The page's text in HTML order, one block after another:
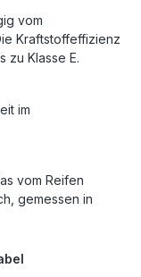
vom
Kraftstoffeffizienz
zu Klasse E.
im
vom Reifen
gemessen in